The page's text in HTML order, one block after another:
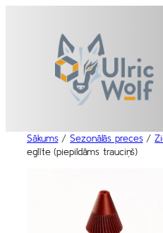
Sākums/Sezonālās preces/
eglīte (piepildāms trauciņš)